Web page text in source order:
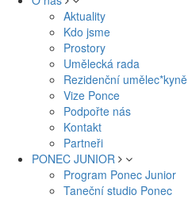
Aktuality
Kdo jsme
Prostory
Umělecká rada
Rezidenční umělec*kyně
Vize Ponce
Podpořte nás
Kontakt
Partneři
PONEC JUNIOR
Program Ponec Junior
Taneční studio Ponec